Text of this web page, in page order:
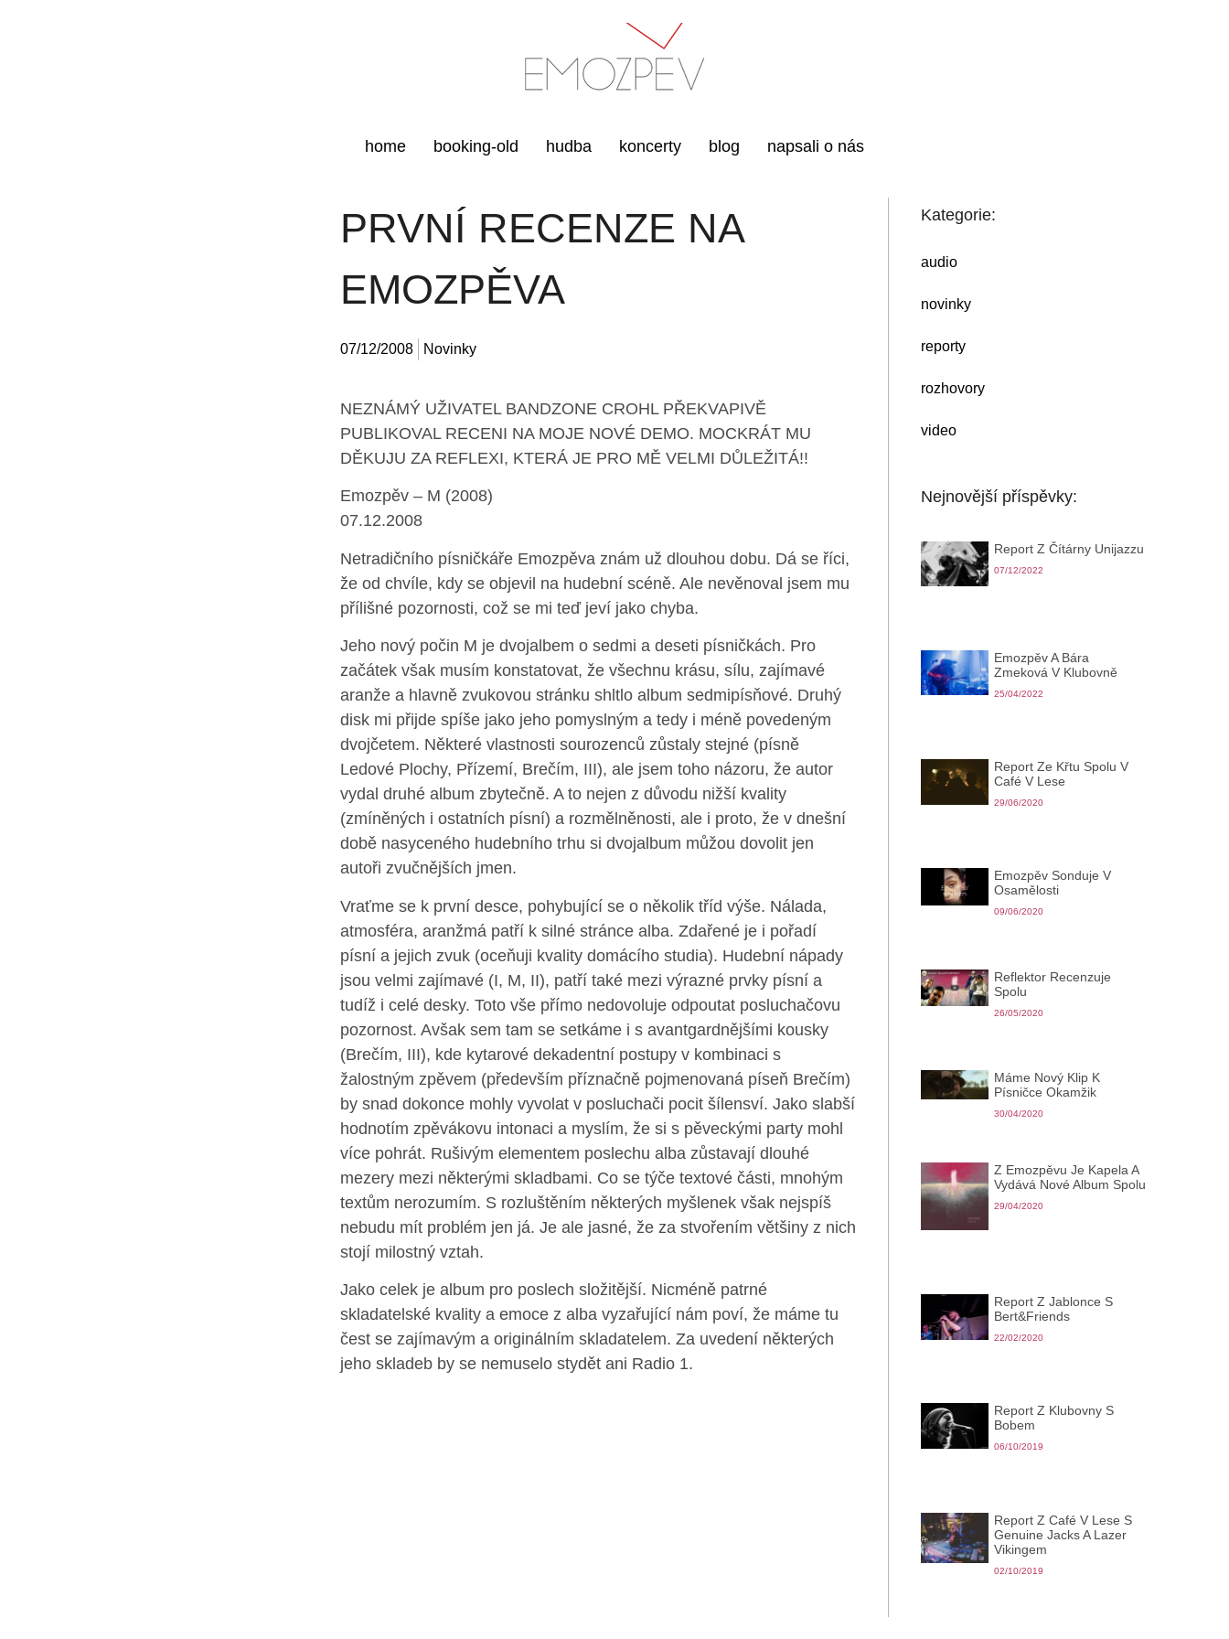
home booking-old hudba koncerty blog napsali o nás
PRVNÍ RECENZE NA
EMOZPĚVA
07/12/2008 Novinky
NEZNÁMÝ UŽIVATEL BANDZONE CROHL PŘEKVAPIVĚ
PUBLIKOVAL RECENI NA MOJE NOVÉ DEMO. MOCKRÁT MU
DĚKUJU ZA REFLEXI, KTERÁ JE PRO MĚ VELMI DŮLEŽITÁ!!
Emozpěv – M (2008)
07.12.2008
Netradičního písničkáře Emozpěva znám už dlouhou dobu. Dá se říci,
že od chvíle, kdy se objevil na hudební scéně. Ale nevěnoval jsem mu
přílišné pozornosti, což se mi teď jeví jako chyba.
Jeho nový počin M je dvojalbem o sedmi a deseti písničkách. Pro
začátek však musím konstatovat, že všechnu krásu, sílu, zajímavé
aranže a hlavně zvukovou stránku shltlo album sedmipísňové. Druhý
disk mi přijde spíše jako jeho pomyslným a tedy i méně povedeným
dvojčetem. Některé vlastnosti sourozenců zůstaly stejné (písně
Ledové Plochy, Přízemí, Brečím, III), ale jsem toho názoru, že autor
vydal druhé album zbytečně. A to nejen z důvodu nižší kvality
(zmíněných i ostatních písní) a rozmělněnosti, ale i proto, že v dnešní
době nasyceného hudebního trhu si dvojalbum můžou dovolit jen
autoři zvučnějších jmen.
Vraťme se k první desce, pohybující se o několik tříd výše. Nálada,
atmosféra, aranžmá patří k silné stránce alba. Zdařené je i pořadí
písní a jejich zvuk (oceňuji kvality domácího studia). Hudební nápady
jsou velmi zajímavé (I, M, II), patří také mezi výrazné prvky písní a
tudíž i celé desky. Toto vše přímo nedovoluje odpoutat posluchačovu
pozornost. Avšak sem tam se setkáme i s avantgardnějšími kousky
(Brečím, III), kde kytarové dekadentní postupy v kombinaci s
žalostným zpěvem (především příznačně pojmenovaná píseň Brečím)
by snad dokonce mohly vyvolat v posluchači pocit šílensví. Jako slabší
hodnotím zpěvákovu intonaci a myslím, že si s pěveckými party mohl
více pohrát. Rušivým elementem poslechu alba zůstavají dlouhé
mezery mezi některými skladbami. Co se týče textové části, mnohým
textům nerozumím. S rozluštěním některých myšlenek však nejspíš
nebudu mít problém jen já. Je ale jasné, že za stvořením většiny z nich
stojí milostný vztah.
Jako celek je album pro poslech složitější. Nicméně patrné
skladatelské kvality a emoce z alba vyzařující nám poví, že máme tu
čest se zajímavým a originálním skladatelem. Za uvedení některých
jeho skladeb by se nemuselo stydět ani Radio 1.
Kategorie:
audio
novinky
reporty
rozhovory
video
Nejnovější příspěvky:
Report Z Čítárny Unijazzu
07/12/2022
Emozpěv A Bára
Zmeková V Klubovně
25/04/2022
Report Ze Křtu Spolu V
Café V Lese
29/06/2020
Emozpěv Sonduje V
Osamělosti
09/06/2020
Reflektor Recenzuje
Spolu
26/05/2020
Máme Nový Klip K
Písničce Okamžik
30/04/2020
Z Emozpěvu Je Kapela A
Vydává Nové Album Spolu
29/04/2020
Report Z Jablonce S
Bert&Friends
22/02/2020
Report Z Klubovny S
Bobem
06/10/2019
Report Z Café V Lese S
Genuine Jacks A Lazer
Vikingem
02/10/2019